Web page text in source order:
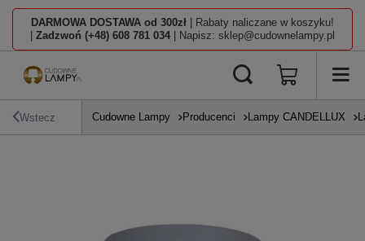
DARMOWA DOSTAWA od 300zł | Rabaty naliczane w koszyku!
Zadzwoń (+48) 608 781 034 | Napisz: sklep@cudownelampy.pl
Wstecz Cudowne Lampy Producenci Lampy CANDELLUX